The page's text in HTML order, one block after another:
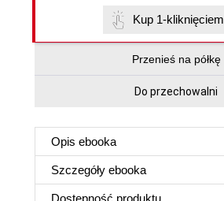
Kup 1-kliknięciem
Przenieś na półkę
Do przechowalni
Opis ebooka
Szczegóły ebooka